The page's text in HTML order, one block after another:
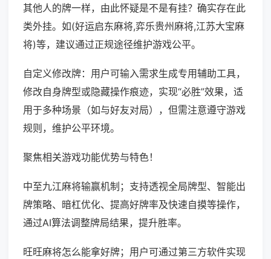
其他人的牌一样，由此怀疑是不是有挂？确实存在此
类外挂。如(好运启东麻将,弈乐贵州麻将,江苏大宝麻
将)等，建议通过正规途径维护游戏公平。
自定义修改牌：用户可输入需求生成专用辅助工具，
修改自身牌型或隐藏操作痕迹，实现“必胜”效果，适
用于多种场景（如与好友对局），但需注意遵守游戏
规则，维护公平环境。
聚焦相关游戏功能优势与特色！
中至九江麻将输赢机制；支持透视全局牌型、智能出
牌策略、暗杠优化、提高好牌率及快速自摸等操作，
通过AI算法调整牌局结果，提升胜率。
旺旺麻将怎么能拿好牌；用户可通过第三方软件实现